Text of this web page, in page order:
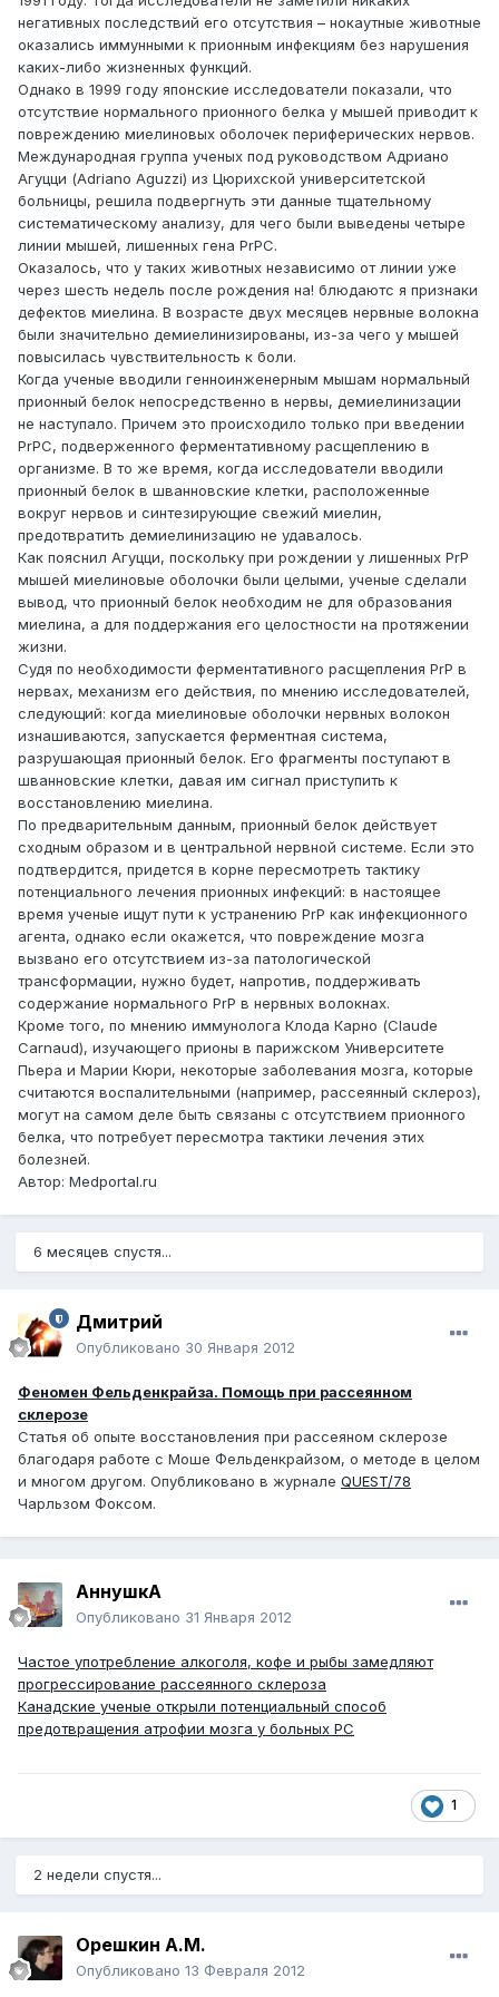
негативных последствий его отсутствия – нокаутные животные
оказались иммунными к прионным инфекциям без нарушения
каких-либо жизненных функций.
Однако в 1999 году японские исследователи показали, что
отсутствие нормального прионного белка у мышей приводит к
повреждению миелиновых оболочек периферических нервов.
Международная группа ученых под руководством Адриано
Агуцци (Adriano Aguzzi) из Цюрихской университетской
больницы, решила подвергнуть эти данные тщательному
систематическому анализу, для чего были выведены четыре
линии мышей, лишенных гена PrPC.
Оказалось, что у таких животных независимо от линии уже
через шесть недель после рождения на! блюдаютс я признаки
дефектов миелина. В возрасте двух месяцев нервные волокна
были значительно демиелинизированы, из-за чего у мышей
повысилась чувствительность к боли.
Когда ученые вводили генноинженерным мышам нормальный
прионный белок непосредственно в нервы, демиелинизации
не наступало. Причем это происходило только при введении
PrPC, подверженного ферментативному расщеплению в
организме. В то же время, когда исследователи вводили
прионный белок в шванновские клетки, расположенные
вокруг нервов и синтезирующие свежий миелин,
предотвратить демиелинизацию не удавалось.
Как пояснил Агуцци, поскольку при рождении у лишенных PrP
мышей миелиновые оболочки были целыми, ученые сделали
вывод, что прионный белок необходим не для образования
миелина, а для поддержания его целостности на протяжении
жизни.
Судя по необходимости ферментативного расщепления PrP в
нервах, механизм его действия, по мнению исследователей,
следующий: когда миелиновые оболочки нервных волокон
изнашиваются, запускается ферментная система,
разрушающая прионный белок. Его фрагменты поступают в
шванновские клетки, давая им сигнал приступить к
восстановлению миелина.
По предварительным данным, прионный белок действует
сходным образом и в центральной нервной системе. Если это
подтвердится, придется в корне пересмотреть тактику
потенциального лечения прионных инфекций: в настоящее
время ученые ищут пути к устранению PrP как инфекционного
агента, однако если окажется, что повреждение мозга
вызвано его отсутствием из-за патологической
трансформации, нужно будет, напротив, поддерживать
содержание нормального PrP в нервных волокнах.
Кроме того, по мнению иммунолога Клода Карно (Claude
Carnaud), изучающего прионы в парижском Университете
Пьера и Марии Кюри, некоторые заболевания мозга, которые
считаются воспалительными (например, рассеянный склероз),
могут на самом деле быть связаны с отсутствием прионного
белка, что потребует пересмотра тактики лечения этих
болезней.
Автор: Medportal.ru
6 месяцев спустя...
Дмитрий
Опубликовано 30 Января 2012
Феномен Фельденкрайза. Помощь при рассеянном
склерозе
Статья об опыте восстановления при рассеяном склерозе
благодаря работе с Моше Фельденкрайзом, о методе в целом
и многом другом. Опубликовано в журнале QUEST/78
Чарльзом Фоксом.
АннушкА
Опубликовано 31 Января 2012
Частое употребление алкоголя, кофе и рыбы замедляют
прогрессирование рассеянного склероза
Канадские ученые открыли потенциальный способ
предотвращения атрофии мозга у больных РС
1
2 недели спустя...
Орешкин А.М.
Опубликовано 13 Февраля 2012